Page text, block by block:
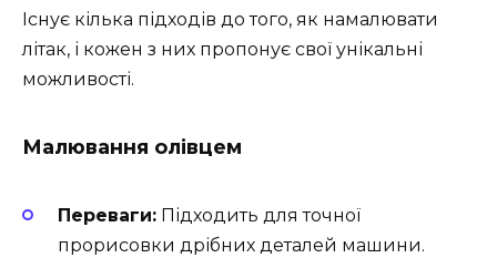
Існує кілька підходів до того, як намалювати
літак, і кожен з них пропонує свої унікальні
можливості.
Малювання олівцем
Переваги: Підходить для точної
прорисовки дрібних деталей машини.